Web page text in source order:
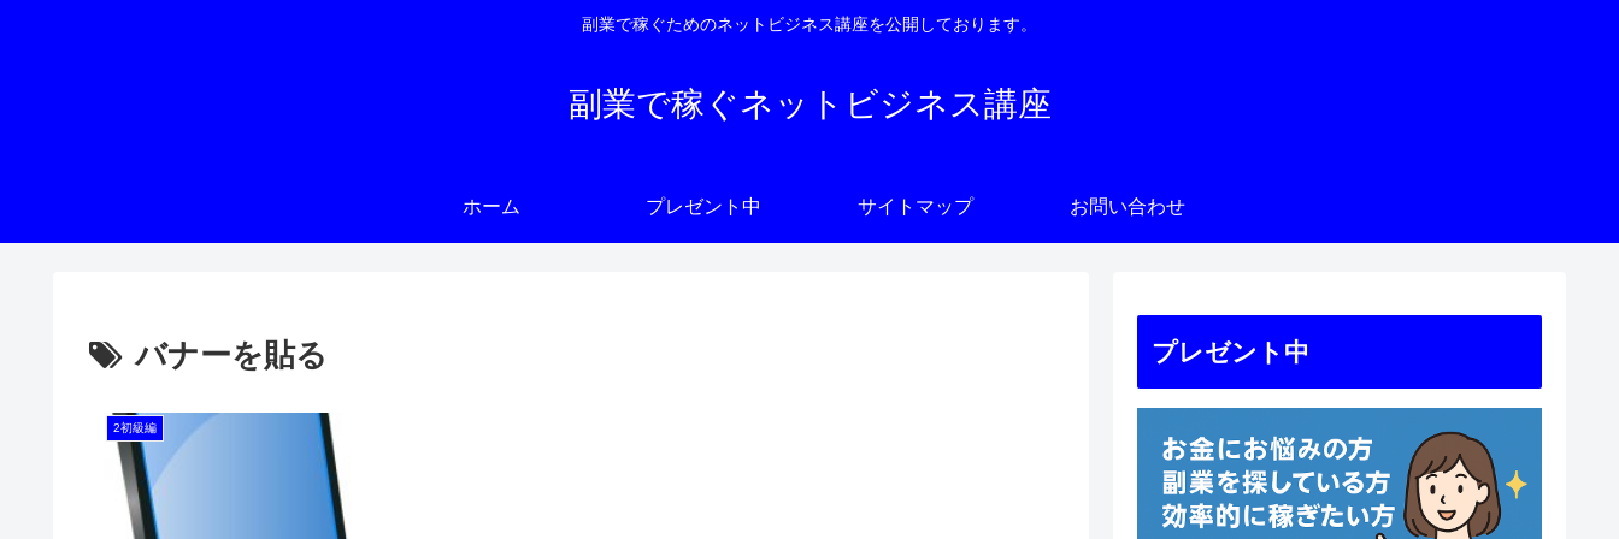
副業で稼ぐためのネットビジネス講座を公開しております。
副業で稼ぐネットビジネス講座
ホーム プレゼント中 サイトマップ お問い合わせ
バナーを貼る
2初級編
プレゼント中